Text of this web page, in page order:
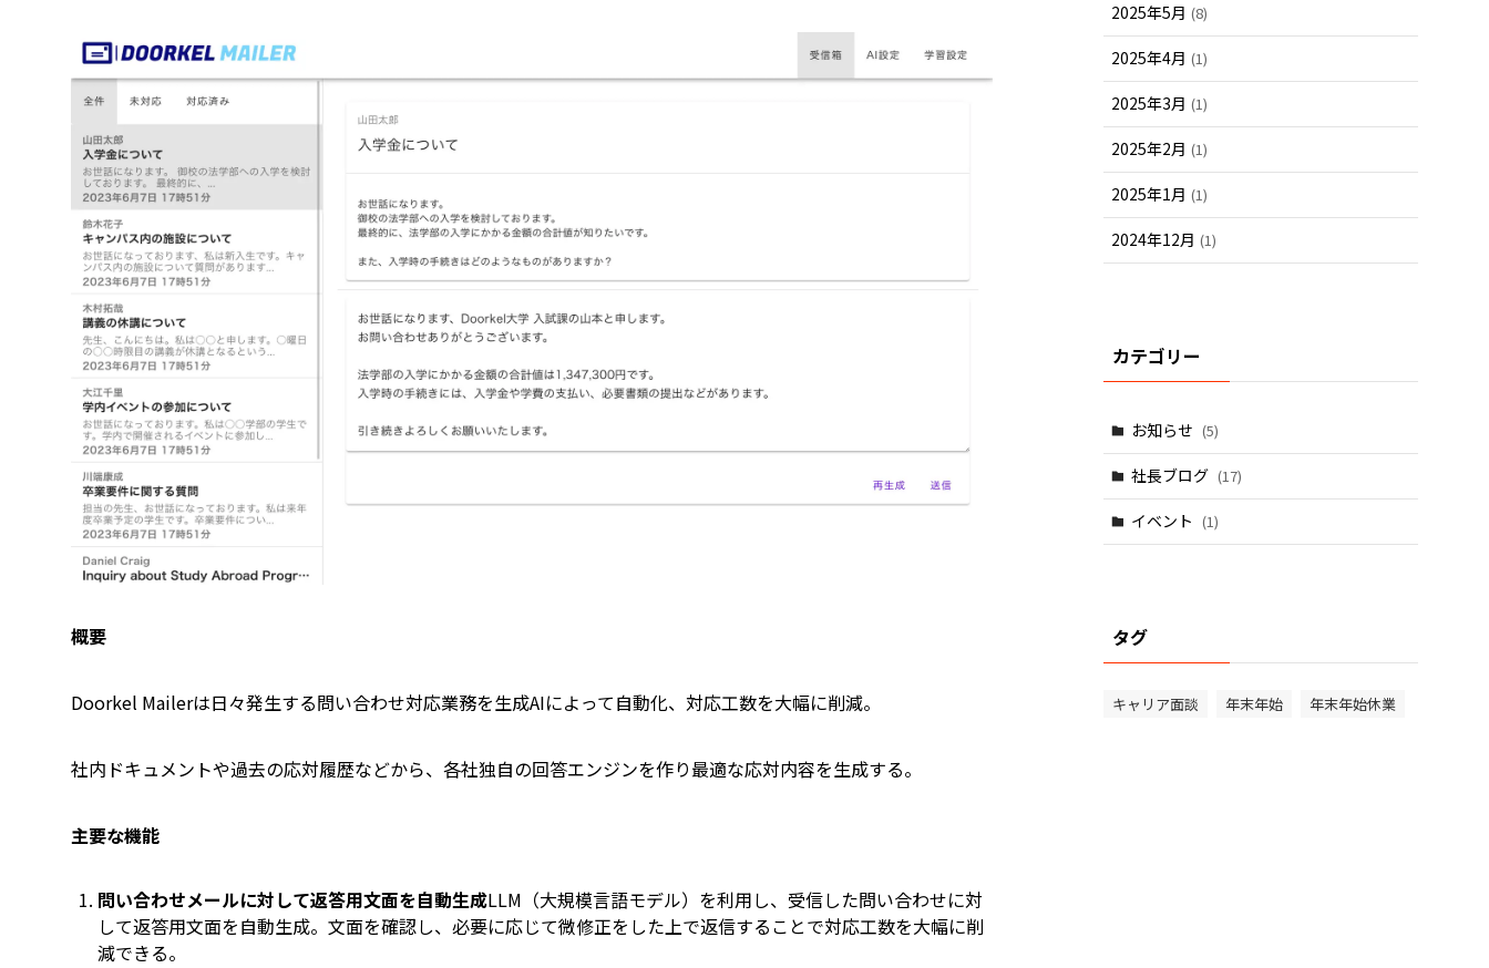
概要
Doorkel Mailerは日々発生する問い合わせ対応業務を生成AIによって自動化、対応工数を大幅に削減。
社内ドキュメントや過去の応対履歴などから、各社独自の回答エンジンを作り最適な応対内容を生成する。
主要な機能
問い合わせメールに対して返答用文面を自動生成LLM（大規模言語モデル）を利用し、受信した問い合わせに対
して返答用文面を自動生成。文面を確認し、必要に応じて微修正をした上で返信することで対応工数を大幅に削
減できる。
2025年5月 (8)
2025年4月 (1)
2025年3月 (1)
2025年2月 (1)
2025年1月 (1)
2024年12月 (1)
カテゴリー
お知らせ (5)
社長ブログ (17)
イベント (1)
タグ
キャリア面談 年末年始 年末年始休業